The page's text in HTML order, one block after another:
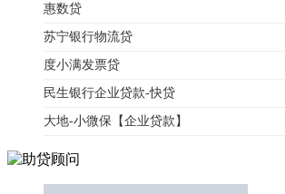
惠数贷
苏宁银行物流贷
度小满发票贷
民生银行企业贷款-快贷
大地-小微保【企业贷款】